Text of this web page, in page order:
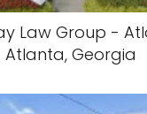
Law Group -
Atlanta, Georgia